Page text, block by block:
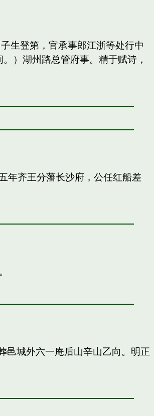
生登第，官承事郎江浙等处行中
）湖州路总管府事。精于赋诗，
年齐王分藩长沙府，公任红船差
邑城外六一庵后山辛山乙向。明正